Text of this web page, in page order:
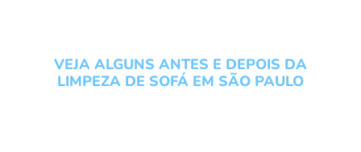
VEJA ALGUNS ANTES E DEPOIS DA
LIMPEZA DE SOFÁ EM SÃO PAULO